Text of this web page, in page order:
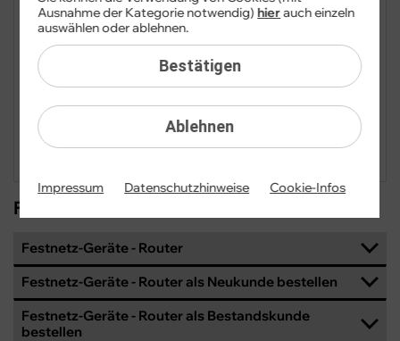
Kundendaten
Mobilfunk
Mobilfunk-Geräte
Vertrag
Festnetz-Geräte-Router
Festnetz-Geräte - Router
Festnetz-Geräte - Router als Neukunde bestellen
Festnetz-Geräte - Router als Bestandskunde
bestellen
Ablehnen
Ausnahme der Kategorie notwendig)hierauch einzeln
auswählen oder ablehnen.
Bestätigen
Impressum Datenschutzhinweise Cookie-Infos